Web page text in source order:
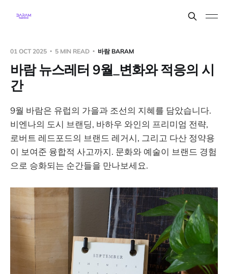
01 OCT 2025 5 MIN READ 바람 BARAM
바람 뉴스레터 9월_변화와 적응의 시
간
9월 바람은 유럽의 가을과 조선의 지혜를 담았습니다.
비엔나의 도시 브랜딩, 바하우 와인의 프리미엄 전략,
로버트 레드포드의 브랜드 레거시, 그리고 다산 정약용
이 보여준 융합적 사고까지. 문화와 예술이 브랜드 경험
으로 승화되는 순간들을 만나보세요.